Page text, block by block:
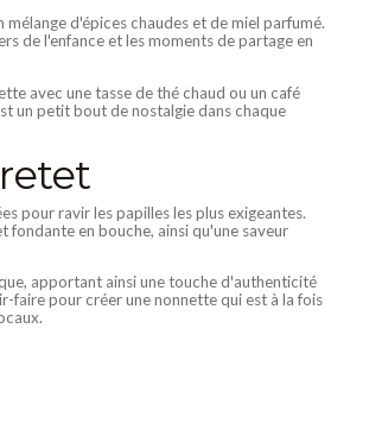
d'épices chaudes et de miel parfumé.
de l'enfance et les moments de partage en
avec une tasse de thé chaud ou un café
un petit bout de nostalgie dans chaque
pour ravir les papilles les plus exigeantes.
en bouche, ainsi qu'une saveur
apportant ainsi une touche d'authenticité
faire pour créer une nonnette qui est à la fois